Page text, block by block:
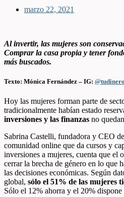
marzo 22, 2021
Al invertir, las mujeres son
Comprar la casa propia y tener
más buscados.
Texto: Mónica Fernández – IG:
Hoy las mujeres forman parte de
tradicionalmente habían estado
inversiones y las finanzas no
Sabrina Castelli, fundadora y CEO
comunidad online que da cursos y
inversiones a mujeres, cuenta que el
cerrar la brecha de género en lo que
las decisiones económicas. Según
global, sólo el 51% de las mujeres
Sólo el 12% ahorra y el 20% dispone